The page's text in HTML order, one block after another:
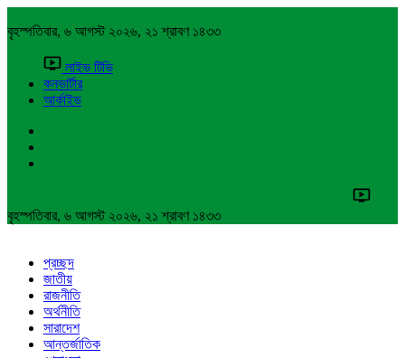
বৃহস্পতিবার, ৬ আগস্ট ২০২৬, ২১ শ্রাবণ ১৪৩৩
লাইভ টিভি
কনভার্টার
আর্কাইভ
বৃহস্পতিবার, ৬ আগস্ট ২০২৬, ২১ শ্রাবণ ১৪৩৩
প্রচ্ছদ
জাতীয়
রাজনীতি
অর্থনীতি
সারাদেশ
আন্তর্জাতিক